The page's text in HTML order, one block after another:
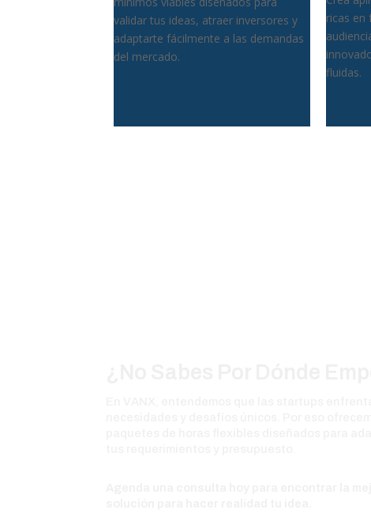
validar tus ideas, atraer inversores y
adaptarte fácilmente a las demandas
del mercado.
ricas en
fluidas.